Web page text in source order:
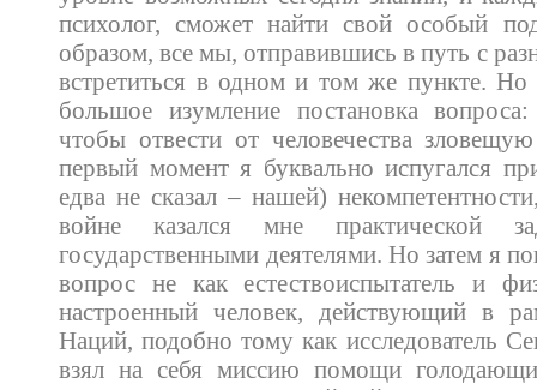
психолог, сможет найти свой особый
образом, все мы, отправившись в путь с
встретиться в одном и том же пункте. Но
большое изумление постановка
чтобы отвести от человечества
первый момент я буквально испугался
едва не сказал – нашей)
войне казался мне практической
государственными деятелями. Но затем я
вопрос не как естествоиспытатель и
настроенный человек, действующий в
Наций, подобно тому как исследователь
взял на себя миссию помощи